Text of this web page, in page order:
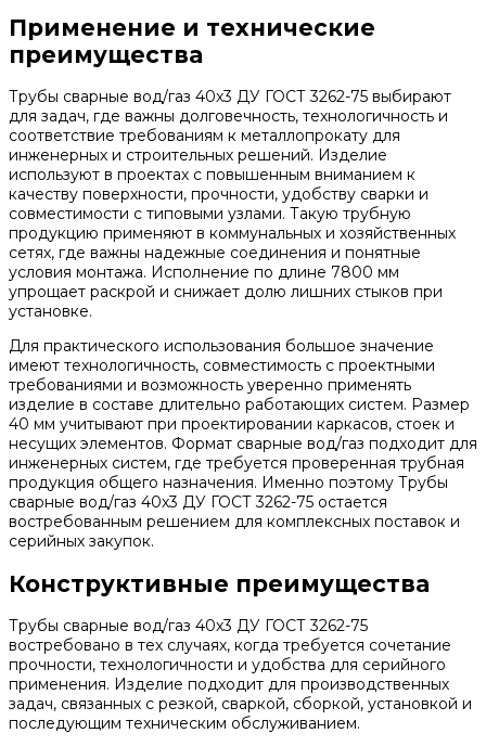
Применение и технические
преимущества
Трубы сварные вод/газ 40x3 ДУ ГОСТ 3262-75 выбирают
для задач, где важны долговечность, технологичность и
соответствие требованиям к металлопрокату для
инженерных и строительных решений. Изделие
используют в проектах с повышенным вниманием к
качеству поверхности, прочности, удобству сварки и
совместимости с типовыми узлами. Такую трубную
продукцию применяют в коммунальных и хозяйственных
сетях, где важны надежные соединения и понятные
условия монтажа. Исполнение по длине 7800 мм
упрощает раскрой и снижает долю лишних стыков при
установке.
Для практического использования большое значение
имеют технологичность, совместимость с проектными
требованиями и возможность уверенно применять
изделие в составе длительно работающих систем. Размер
40 мм учитывают при проектировании каркасов, стоек и
несущих элементов. Формат сварные вод/газ подходит для
инженерных систем, где требуется проверенная трубная
продукция общего назначения. Именно поэтому Трубы
сварные вод/газ 40x3 ДУ ГОСТ 3262-75 остается
востребованным решением для комплексных поставок и
серийных закупок.
Конструктивные преимущества
Трубы сварные вод/газ 40x3 ДУ ГОСТ 3262-75
востребовано в тех случаях, когда требуется сочетание
прочности, технологичности и удобства для серийного
применения. Изделие подходит для производственных
задач, связанных с резкой, сваркой, сборкой, установкой и
последующим техническим обслуживанием.